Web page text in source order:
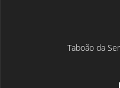
Taboão da